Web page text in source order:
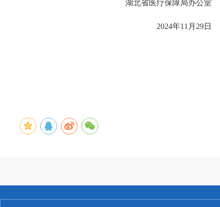
湖北省医疗保障局办公室
2024年11月29日